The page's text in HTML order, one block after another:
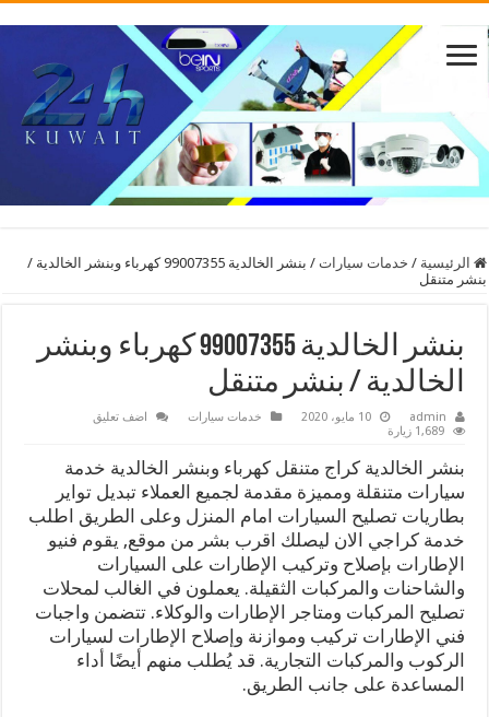
الرئيسية / خدمات سيارات /
بنشر الخالدية 99007355 كهرباء وبنشر الخالدية /
بنشر متنقل
بنشر الخالدية 99007355 كهرباء وبنشر
الخالدية / بنشر متنقل
admin 10 مايو، 2020 خدمات سيارات
اضف تعليق
1,689 زيارة
بنشر الخالدية كراج متنقل كهرباء وبنشر الخالدية خدمة
سيارات متنقلة ومميزة مقدمة لجميع العملاء تبديل تواير
بطاريات تصليح السيارات امام المنزل وعلى الطريق اطلب
خدمة كراجي الان ليصلك اقرب بشر من موقع, يقوم فنيو
الإطارات بإصلاح وتركيب الإطارات على السيارات
والشاحنات والمركبات الثقيلة. يعملون في الغالب لمحلات
تصليح المركبات ومتاجر الإطارات والوكلاء. تتضمن واجبات
فني الإطارات تركيب وموازنة وإصلاح الإطارات لسيارات
الركوب والمركبات التجارية. قد يُطلب منهم أيضًا أداء
المساعدة على جانب الطريق.